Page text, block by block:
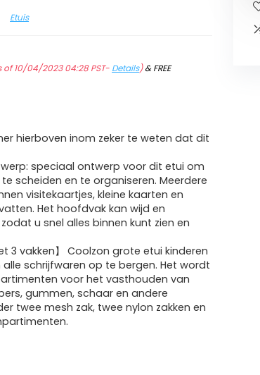
Etuis
10/04/2023 04:28 PST- Details)&FREE
hierboven inom zeker te weten dat dit
speciaal ontwerp voor dit etui om
scheiden en te organiseren. Meerdere
visitekaartjes, kleine kaarten en
Het hoofdvak kan wijd en
u snel alles binnen kunt zien en
3 vakken】 Coolzon grote etui kinderen
schrijfwaren op te bergen. Het wordt
voor het vasthouden van
gummen, schaar en andere
twee mesh zak, twee nylon zakken en